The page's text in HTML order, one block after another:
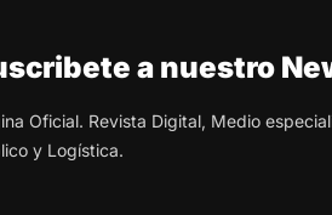
a nuestro
Oficial. Revista Digital, Medio
y Logística.